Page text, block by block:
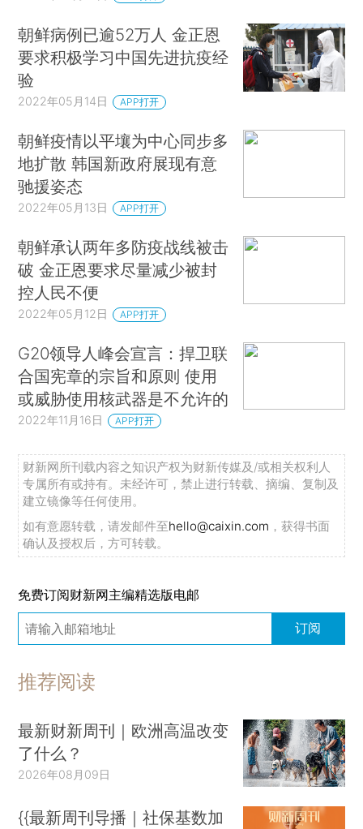
朝鲜病例已逾52万人 金正恩
要求积极学习中国先进抗疫经
验
2022年05月14日 APP打开
朝鲜疫情以平壤为中心同步多
地扩散 韩国新政府展现有意
驰援姿态
2022年05月13日 APP打开
朝鲜承认两年多防疫战线被击
破 金正恩要求尽量减少被封
控人民不便
2022年05月12日 APP打开
G20领导人峰会宣言：捍卫联
合国宪章的宗旨和原则 使用
或威胁使用核武器是不允许的
2022年11月16日 APP打开
财新网所刊载内容之知识产权为财新传媒及/或相关权利人
专属所有或持有。未经许可，禁止进行转载、摘编、复制及
建立镜像等任何使用。
如有意愿转载，请发邮件至hello@caixin.com ，获得书面
确认及授权后，方可转载。
免费订阅财新网主编精选版电邮
订阅
推荐阅读
最新财新周刊｜欧洲高温改变
了什么？
2026年08月09日
{{最新周刊导播｜社保基数加